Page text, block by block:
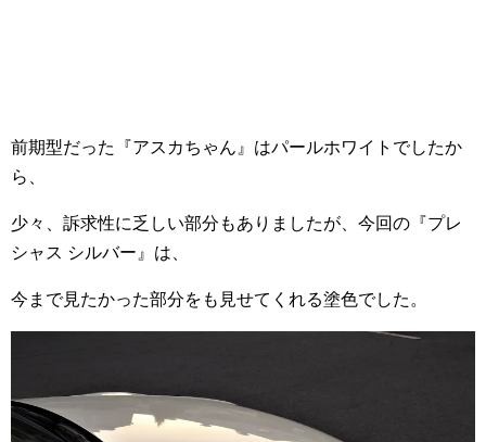
前期型だった『アスカちゃん』はパールホワイトでしたか
ら、
少々、訴求性に乏しい部分もありましたが、今回の『プレ
シャス シルバー』は、
今まで見たかった部分をも見せてくれる塗色でした。